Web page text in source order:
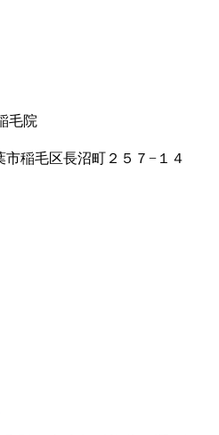
毛院
市稲毛区長沼町２５７−１４